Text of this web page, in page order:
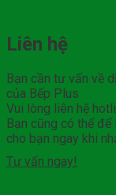
Liên hệ
Bạn cần tư vấn về
của Bếp Plus
Vui lòng liên hệ
Bạn cũng có thể
cho bạn ngay khi
Tư vấn ngay!